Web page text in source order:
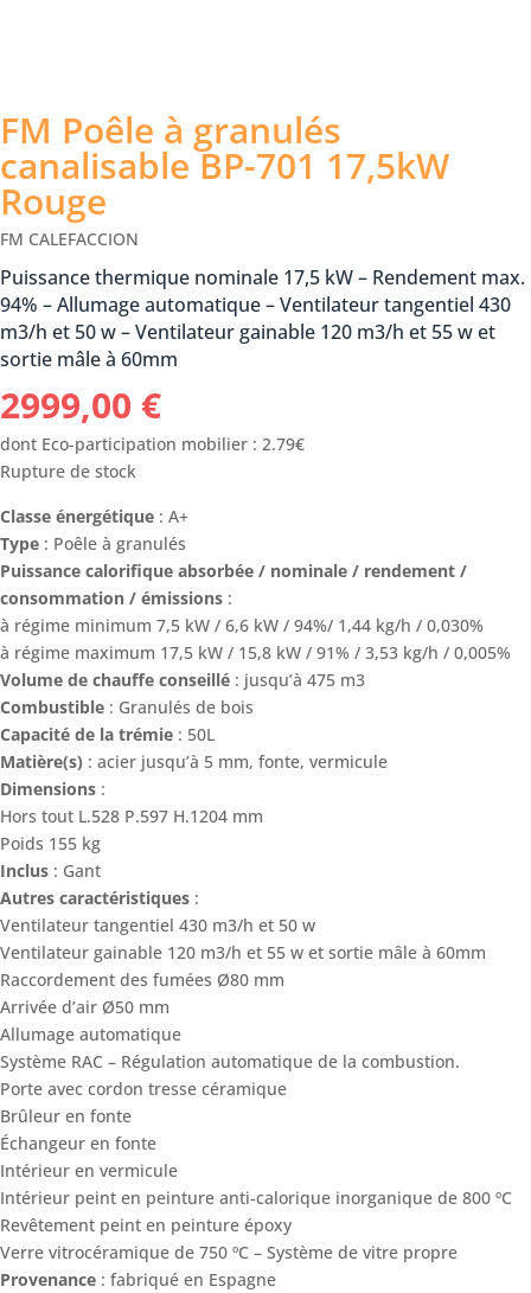
FM Poêle à granulés
canalisable BP-701 17,5kW
Rouge
FM CALEFACCION
Puissance thermique nominale 17,5 kW – Rendement max.
94% – Allumage automatique – Ventilateur tangentiel 430
m3/h et 50 w – Ventilateur gainable 120 m3/h et 55 w et
sortie mâle à 60mm
2999,00 €
dont Eco-participation mobilier : 2.79€
Rupture de stock
Classe énergétique : A+
Type : Poêle à granulés
Puissance calorifique absorbée / nominale / rendement /
consommation / émissions :
à régime minimum 7,5 kW / 6,6 kW / 94%/ 1,44 kg/h / 0,030%
à régime maximum 17,5 kW / 15,8 kW / 91% / 3,53 kg/h / 0,005%
Volume de chauffe conseillé : jusqu’à 475 m3
Combustible : Granulés de bois
Capacité de la trémie : 50L
Matière(s) : acier jusqu’à 5 mm, fonte, vermicule
Dimensions :
Hors tout L.528 P.597 H.1204 mm
Poids 155 kg
Inclus : Gant
Autres caractéristiques :
Ventilateur tangentiel 430 m3/h et 50 w
Ventilateur gainable 120 m3/h et 55 w et sortie mâle à 60mm
Raccordement des fumées Ø80 mm
Arrivée d’air Ø50 mm
Allumage automatique
Système RAC – Régulation automatique de la combustion.
Porte avec cordon tresse céramique
Brûleur en fonte
Échangeur en fonte
Intérieur en vermicule
Intérieur peint en peinture anti-calorique inorganique de 800 ºC
Revêtement peint en peinture époxy
Verre vitrocéramique de 750 ºC – Système de vitre propre
Provenance : fabriqué en Espagne